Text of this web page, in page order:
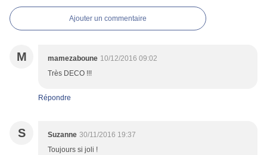
Ajouter un commentaire
M mamezaboune 10/12/2016 09:02
Très DECO !!!
Répondre
S Suzanne 30/11/2016 19:37
Toujours si joli !